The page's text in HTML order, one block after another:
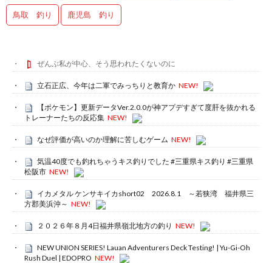
鳥取 釣り 鹿児島 釣り
ぜんぶ私が中心、そう思われたくないのに
立石正広、今年は二軍でみっちりと教育か NEW!
【ポケモン】更新データVer.2.0.0が神アプデすぎて度肝を抜かれる
トレーナーたちの反応集 NEW!
なぜ評価が高いのか理解に苦しむゲーム NEW!
気温40度でも釣れちゃうキス釣りでした #三重県キス釣り #三重県
松阪市 NEW!
イカメタル ケンサキイカshort02 2026.8.1 ～若狭湾 福井県三
方郡美浜沖～ NEW!
２０２６年８月4日福井県嶺北地方の釣り NEW!
NEW UNION SERIES! Lauan Adventurers Deck Testing! | Yu-Gi-Oh
Rush Duel | EDOPRO NEW!